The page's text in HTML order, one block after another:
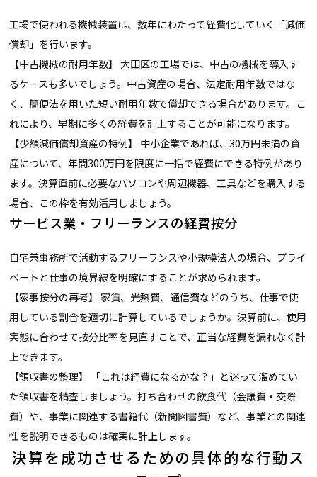
工場で使われる機械装置は、数年にわたって経費化していく「減価
償却」を行います。
【中古機械の耐用年数】 大田区の工場では、中古の機械を導入す
るケースも多いでしょう。中古資産の場合、法定耐用年数ではな
く、簡便法を用いた短い耐用年数で償却できる場合があります。こ
れにより、早期に多くの経費を計上することが可能になります。
【少額減価償却資産の特例】 中小企業であれば、30万円未満の資
産について、年間300万円を限度に一括で経費にできる特例があり
ます。決算直前に必要なパソコンや周辺機器、工具などを購入する
場合、この枠を有効活用しましょう。
サービス業・フリーランスの経費按分
自宅兼事務所で活動するフリーランスや小規模法人の場合、プライ
ベートと仕事の境界線を明確にすることが求められます。
【家事按分の再考】 家賃、光熱費、通信費などのうち、仕事で使
用している割合を適切に計算しているでしょうか。決算前に、使用
実態に合わせて按分比率を見直すことで、正当な経費を漏れなく計
上できます。
【領収書の整理】 「これは経費になるかな？」と迷って溜めてい
た領収書を精査しましょう。打ち合わせの飲食代（会議費・交際
費）や、事業に関連する書籍代（新聞図書費）など、事業との関連
性を説明できるものは確実に計上します。
決算を成功させるための具体的な行動ス